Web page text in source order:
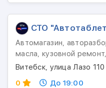
СТО
Автомагазин,
масла, кузовной
Витебск, улица Лазо 110
0
До 19:00